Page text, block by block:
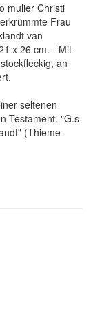
mulier Christi
Frau
van
x 26 cm. - Mit
an
seltenen
Testament. "G.s
(Thieme-